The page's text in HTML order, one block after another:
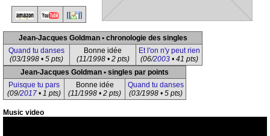
Jean-Jacques Goldman • chronologie des singles
Quand tu danses
(03/1998 • 5 pts)
Bonne idée
(11/1998 • 2 pts)
Et l'on n'y peut rien
(06/2003• 41 pts)
Jean-Jacques Goldman • singles par points
Puisque tu pars
(09/2017• 1 pts)
Bonne idée
(11/1998 • 2 pts)
Quand tu danses
(03/1998 • 5 pts)
Music video